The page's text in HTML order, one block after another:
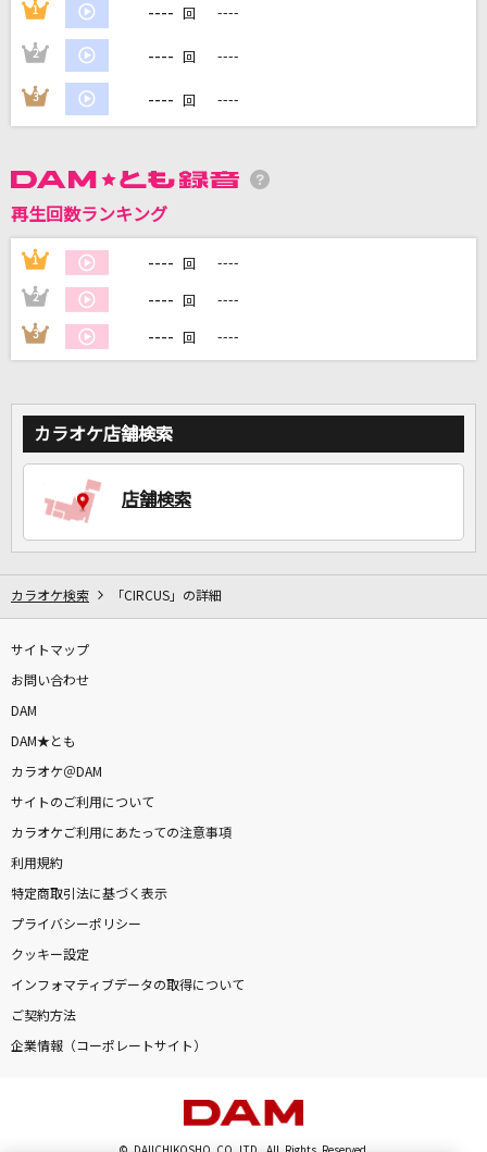
DAMの新曲・ランキングなど
DAMに会員登録・ログインして
カラオケをもっと楽しもう！
1 ---- 回 ----
2 ---- 回 ----
3 ---- 回 ----
再生回数ランキング
1 ---- 回 ----
2 ---- 回 ----
3 ---- 回 ----
カラオケ店舗検索
店舗検索
カラオケ検索 「CIRCUS」の詳細
サイトマップ
お問い合わせ
DAM
DAM★とも
カラオケ＠DAM
サイトのご利用について
カラオケご利用にあたっての注意事項
利用規約
特定商取引法に基づく表示
プライバシーポリシー
クッキー設定
インフォマティブデータの取得について
ご契約方法
企業情報（コーポレートサイト）
© DAIICHIKOSHO CO.,LTD. All Rights Reserved.